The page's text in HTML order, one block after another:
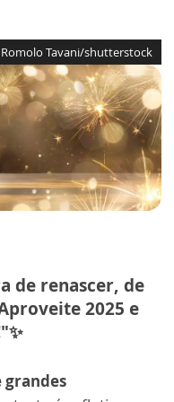
Romolo Tavani/shutterstock
de renascer, de
2025 e
grandes